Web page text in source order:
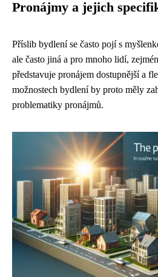
Pronájmy a jejich
Příslib bydlení se často pojí s
ale často jiná a pro mnoho lidí,
představuje pronájem dostupnější a
možnostech bydlení by proto měly
problematiky pronájmů.